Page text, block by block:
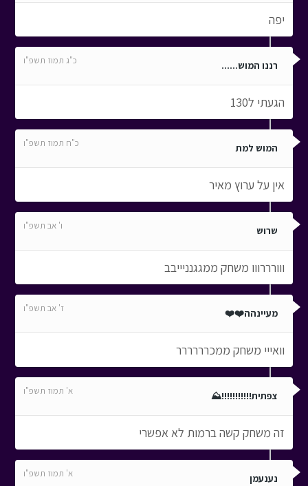
יפה
רננו המוש...... כ"ג תמוז תשפ"ו
הגעתי ל130
המוש למת כ"ח תמוז תשפ"ו
אין על ערוץ מאיר
שרוש ו' אב תשפ"ו
ווורררווו משחק ממגגנניייבב
מעיינהה❤️❤️ ז' אב תשפ"ו
וואייי משחק ממכרררררר
צפתית!!!!!!!!!!!⛰️ א' תמוז תשפ"ו
זה משחק קשה ברמות לא אפשרי
נענעמן א' תמוז תשפ"ו